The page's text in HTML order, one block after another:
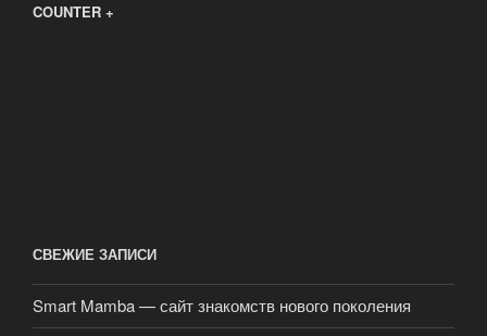
COUNTER +
СВЕЖИЕ ЗАПИСИ
Smart Mamba — сайт знакомств нового поколения